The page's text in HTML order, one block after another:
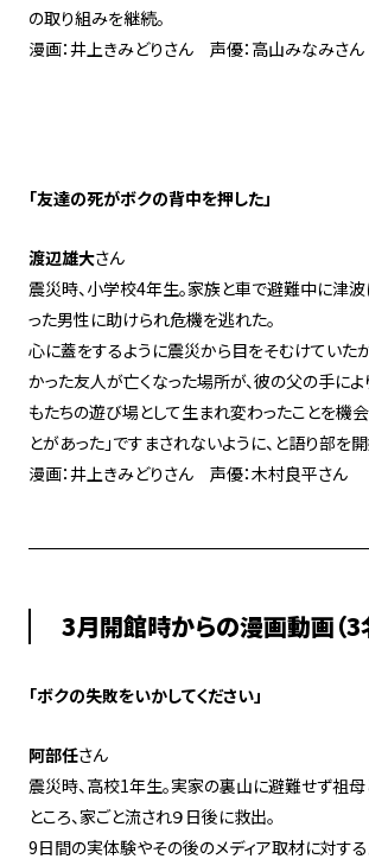
の取り組みを継続。
漫画：井上きみどりさん 声優：高山みなみさん
「友達の死がボクの背中を押した」
渡辺雄大さん
震災時、小学校4年生。家族と車で避難中に津波
った男性に助けられ危機を逃れた。
心に蓋をするように震災から目をそむけていた
かった友人が亡くなった場所が、彼の父の手に
もたちの遊び場として生まれ変わったことを機会
とがあった」ですまされないように、と語り部を開
漫画：井上きみどりさん 声優：木村良平さん
3月開館時からの漫画動画（3
「ボクの失敗をいかしてください」
阿部任さん
震災時、高校1年生。実家の裏山に避難せず祖
ところ、家ごと流され９日後に救出。
9日間の実体験やその後のメディア取材に対する